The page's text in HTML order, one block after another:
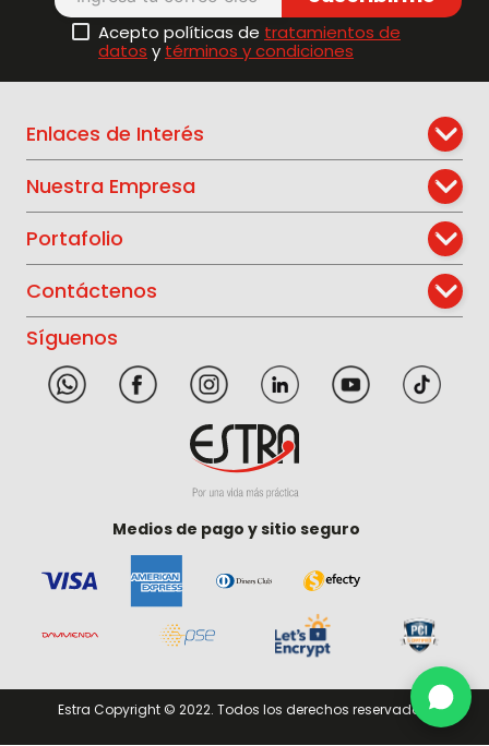
Acepto políticas de tratamientos de
datos y términos y condiciones
Enlaces de Interés
Nuestra Empresa
Portafolio
Contáctenos
Síguenos
Medios de pago y sitio seguro
Estra Copyright © 2022. Todos los derechos reservados.